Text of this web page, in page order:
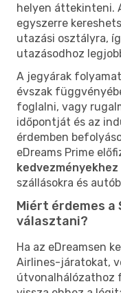
helyen áttekinteni.
egyszerre
utazási osztályra,
utazásodhoz
A jegyárak
évszak
foglalni, vagy
időpontját és az
érdemben
eDreams Prime
kedvezményekhez
szállásokra és
Miért érdemes a
választani?
Ha az eDreamsen
Airlines-járatokat,
útvonalhálózathoz